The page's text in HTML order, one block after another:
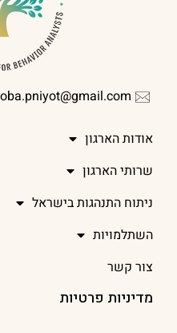
אודות הארגון
שרותי הארגון
ניתוח התנהגות בישראל
השתלמויות
צור קשר
מדיניות פרטיות